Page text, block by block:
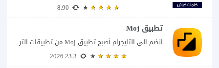
تطبيق Moj
انضم الى التليجرام أصبح تطبيق Moj من تطبيقات الترفيه التي تجمع أكثر من تجربة...